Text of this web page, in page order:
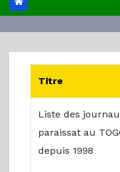
Titre
Liste des
paraissat au
depuis 1998